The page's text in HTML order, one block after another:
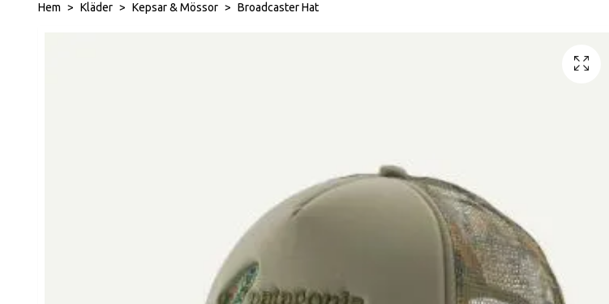
Hem Kläder Kepsar & Mössor Broadcaster Hat